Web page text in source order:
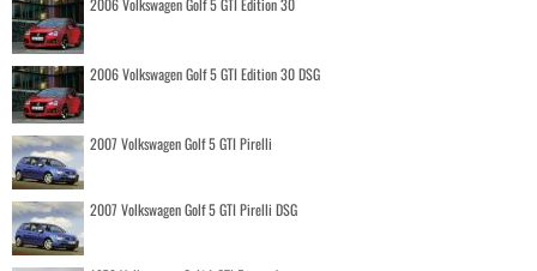
2006 Volkswagen Golf 5 GTI Edition 30
2006 Volkswagen Golf 5 GTI Edition 30 DSG
2007 Volkswagen Golf 5 GTI Pirelli
2007 Volkswagen Golf 5 GTI Pirelli DSG